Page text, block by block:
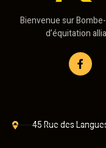
Bienvenue sur
d’équitation
45 Rue des